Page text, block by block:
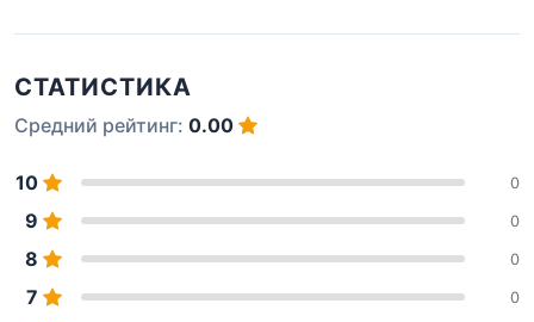
СТАТИСТИКА
Средний рейтинг: 0.00
10 0
9 0
8 0
7 0